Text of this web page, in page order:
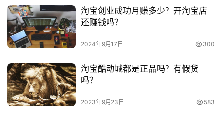
本文来自投稿，不代表早谈创业网立场，作者：欧阳, 微澜，如
若转载，请注明出处：
https://www.zaotuan.com.cn/141461.html
版权声明：本文内容由互联网用户自发贡献，该文观点仅代表
承担相关法律责任。如发现本站有涉嫌抄袭侵权/违法违规的内
容， 请发送邮件至153055113@qq.com
本站将立刻删除。
淘宝创业成功月赚多少？开淘宝店
还赚钱吗？
2024年9月17日 300
淘宝酷动城都是正品吗？有假货
吗？
2023年9月23日 583